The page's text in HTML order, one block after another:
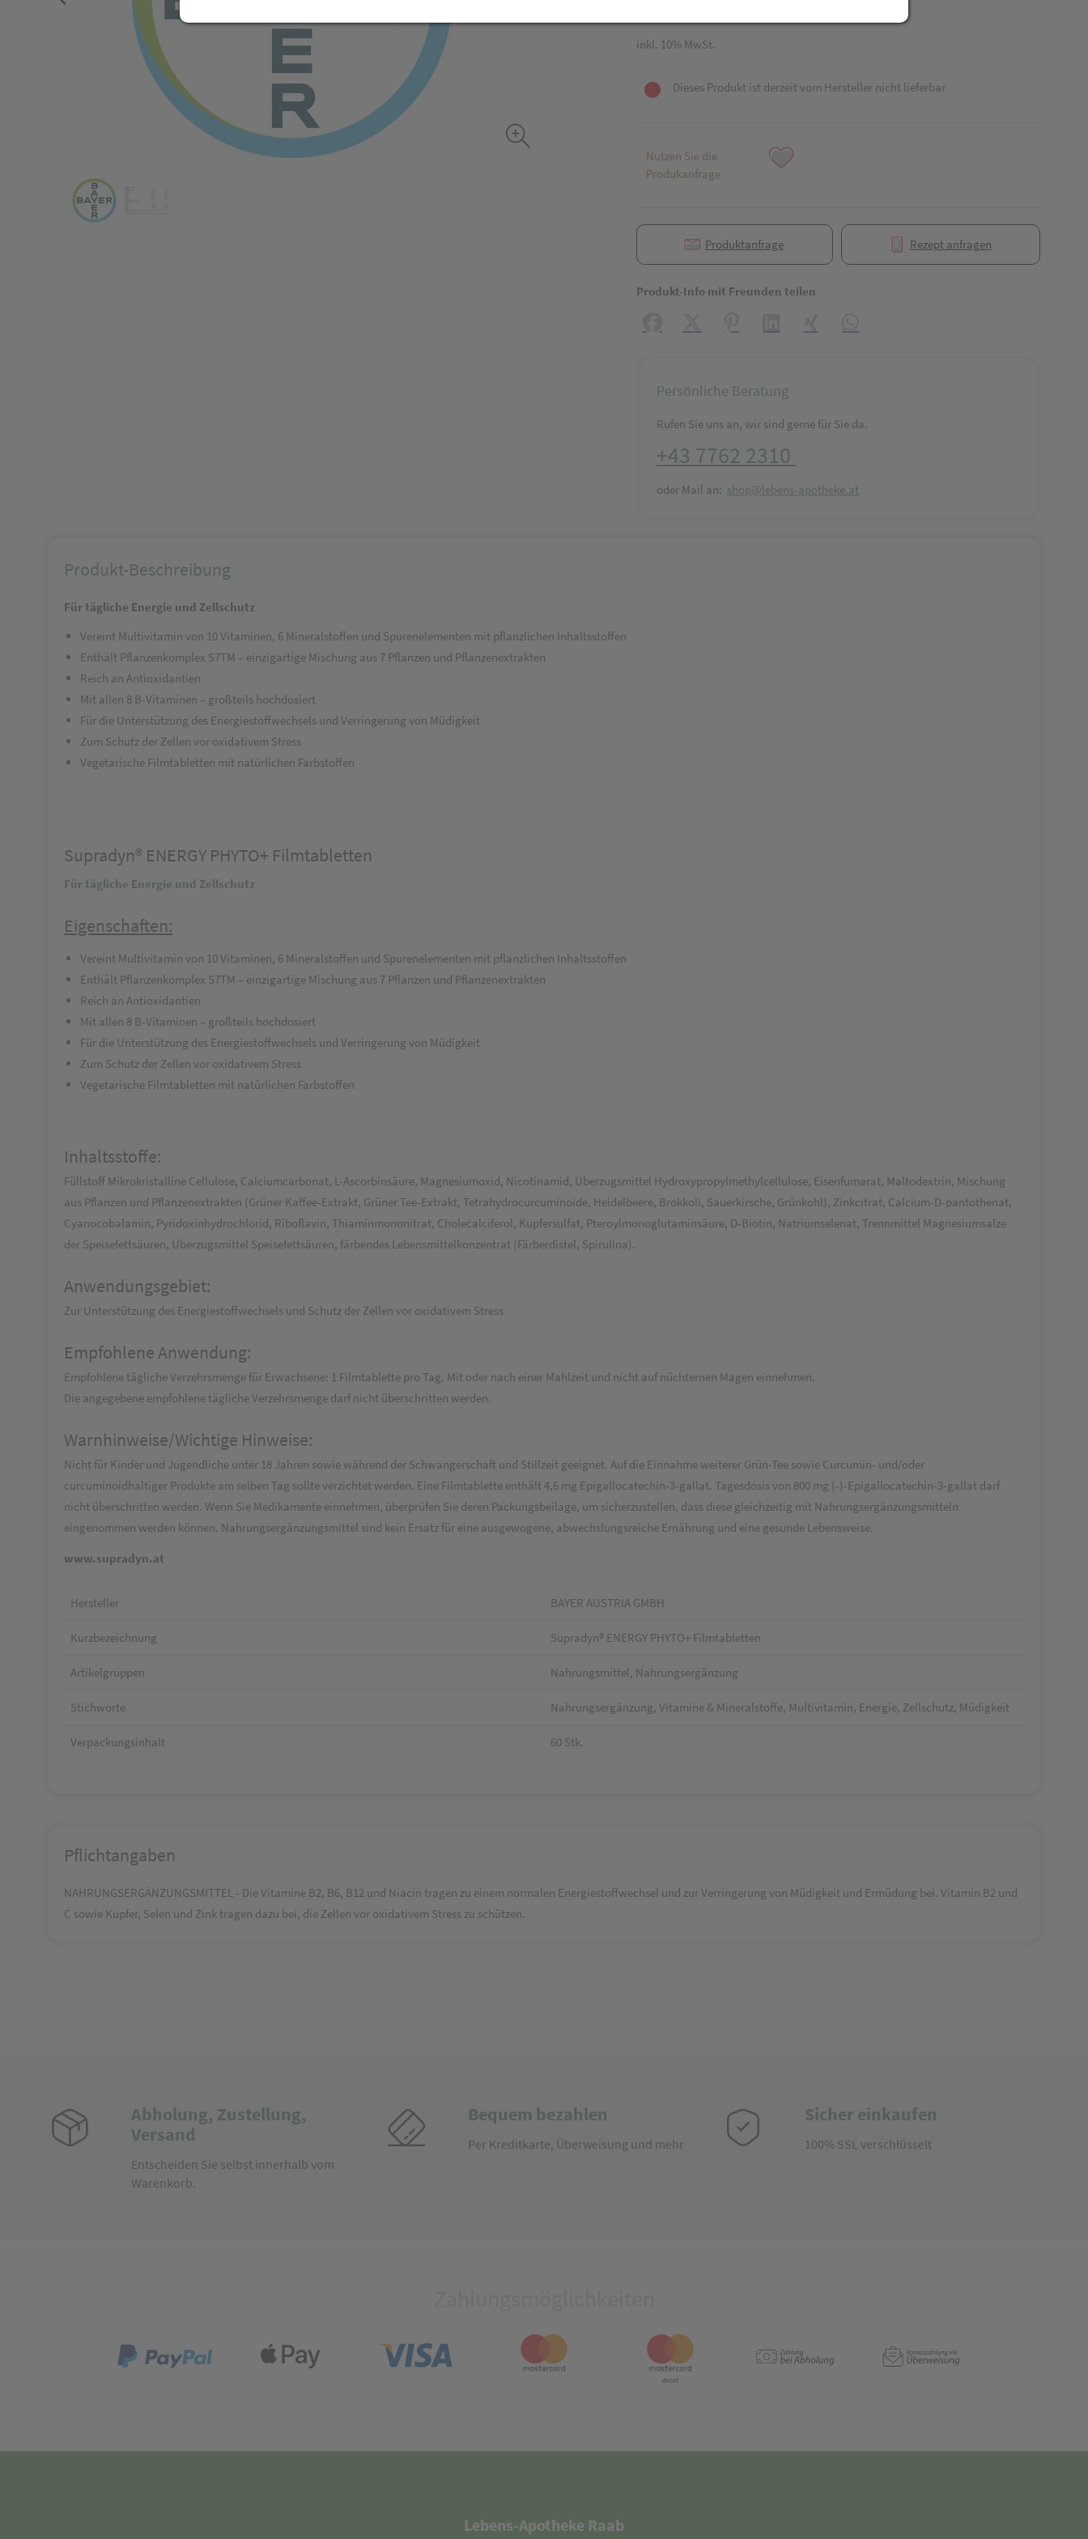
inkl. 10% MwSt.
Dieses Produkt ist derzeit vom Hersteller nicht lieferbar
Nutzen Sie die
Produkanfrage
Produktanfrage Rezept anfragen
Produkt-Info mit Freunden teilen
Persönliche Beratung
Rufen Sie uns an, wir sind gerne für Sie da.
+43 7762 2310
oder Mail an: shop@lebens-apotheke.at
Produkt-Beschreibung
Für tägliche Energie und Zellschutz
Vereint Multivitamin von 10 Vitaminen, 6 Mineralstoffen und Spurenelementen mit pflanzlichen Inhaltsstoffen
Enthält Pflanzenkomplex S7TM – einzigartige Mischung aus 7 Pflanzen und Pflanzenextrakten
Reich an Antioxidantien
Mit allen 8 B-Vitaminen – großteils hochdosiert
Für die Unterstützung des Energiestoffwechsels und Verringerung von Müdigkeit
Zum Schutz der Zellen vor oxidativem Stress
Vegetarische Filmtabletten mit natürlichen Farbstoffen
Supradyn® ENERGY PHYTO+ Filmtabletten
Für tägliche Energie und Zellschutz
Eigenschaften:
Vereint Multivitamin von 10 Vitaminen, 6 Mineralstoffen und Spurenelementen mit pflanzlichen Inhaltsstoffen
Enthält Pflanzenkomplex S7TM – einzigartige Mischung aus 7 Pflanzen und Pflanzenextrakten
Reich an Antioxidantien
Mit allen 8 B-Vitaminen – großteils hochdosiert
Für die Unterstützung des Energiestoffwechsels und Verringerung von Müdigkeit
Zum Schutz der Zellen vor oxidativem Stress
Vegetarische Filmtabletten mit natürlichen Farbstoffen
Inhaltsstoffe:
Füllstoff Mikrokristalline Cellulose, Calciumcarbonat, L-Ascorbinsäure, Magnesiumoxid, Nicotinamid, Überzugsmittel Hydroxypropylmethylcellulose, Eisenfumarat, Maltodextrin, Mischung
aus Pflanzen und Pflanzenextrakten (Grüner Kaffee-Extrakt, Grüner Tee-Extrakt, Tetrahydrocurcuminoide, Heidelbeere, Brokkoli, Sauerkirsche, Grünkohl), Zinkcitrat, Calcium-D-pantothenat,
Cyanocobalamin, Pyridoxinhydrochlorid, Riboflavin, Thiaminmononitrat, Cholecalciferol, Kupfersulfat, Pteroylmonoglutaminsäure, D-Biotin, Natriumselenat, Trennmittel Magnesiumsalze
der Speisefettsäuren, Überzugsmittel Speisefettsäuren, färbendes Lebensmittelkonzentrat (Färberdistel, Spirulina).
Anwendungsgebiet:
Zur Unterstützung des Energiestoffwechsels und Schutz der Zellen vor oxidativem Stress
Empfohlene Anwendung:
Empfohlene tägliche Verzehrsmenge für Erwachsene: 1 Filmtablette pro Tag. Mit oder nach einer Mahlzeit und nicht auf nüchternen Magen einnehmen.
Die angegebene empfohlene tägliche Verzehrsmenge darf nicht überschritten werden.
Warnhinweise/Wichtige Hinweise:
Nicht für Kinder und Jugendliche unter 18 Jahren sowie während der Schwangerschaft und Stillzeit geeignet. Auf die Einnahme weiterer Grün-Tee sowie Curcumin- und/oder
curcuminoidhaltiger Produkte am selben Tag sollte verzichtet werden. Eine Filmtablette enthält 4,6 mg Epigallocatechin-3-gallat. Tagesdosis von 800 mg (-)-Epigallocatechin-3-gallat darf
nicht überschritten werden. Wenn Sie Medikamente einnehmen, überprüfen Sie deren Packungsbeilage, um sicherzustellen, dass diese gleichzeitig mit Nahrungsergänzungsmitteln
eingenommen werden können. Nahrungsergänzungsmittel sind kein Ersatz für eine ausgewogene, abwechslungsreiche Ernährung und eine gesunde Lebensweise.
www.supradyn.at
Hersteller BAYER AUSTRIA GMBH
Kurzbezeichnung Supradyn® ENERGY PHYTO+ Filmtabletten
Artikelgruppen Nahrungsmittel, Nahrungsergänzung
Stichworte Nahrungsergänzung, Vitamine & Mineralstoffe, Multivitamin, Energie, Zellschutz, Müdigkeit
Verpackungsinhalt 60 Stk.
Pflichtangaben
NAHRUNGSERGÄNZUNGSMITTEL - Die Vitamine B2, B6, B12 und Niacin tragen zu einem normalen Energiestoffwechsel und zur Verringerung von Müdigkeit und Ermüdung bei. Vitamin B2 und
C sowie Kupfer, Selen und Zink tragen dazu bei, die Zellen vor oxidativem Stress zu schützen.
Abholung, Zustellung,
Versand
Entscheiden Sie selbst innerhalb vom
Warenkorb.
Bequem bezahlen
Per Kreditkarte, Überweisung und mehr
Sicher einkaufen
100% SSL verschlüsselt
Lebens-Apotheke Raab